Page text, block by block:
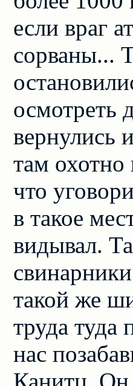
если враг
сорваны...
вернулись
там охотно
что
в такое
видывал.
такой же
труда туда
нас